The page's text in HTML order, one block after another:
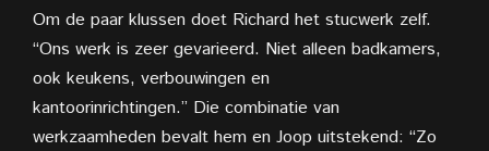
Om de paar klussen doet Richard het stucwerk zelf.
“Ons werk is zeer gevarieerd. Niet alleen badkamers,
ook keukens, verbouwingen en
kantoorinrichtingen.” Die combinatie van
werkzaamheden bevalt hem en Joop uitstekend: “Zo